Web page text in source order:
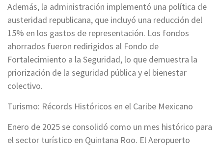
Además, la administración implementó una política de
austeridad republicana, que incluyó una reducción del
15% en los gastos de representación. Los fondos
ahorrados fueron redirigidos al Fondo de
Fortalecimiento a la Seguridad, lo que demuestra la
priorización de la seguridad pública y el bienestar
colectivo.
Turismo: Récords Históricos en el Caribe Mexicano
Enero de 2025 se consolidó como un mes histórico para
el sector turístico en Quintana Roo. El Aeropuerto